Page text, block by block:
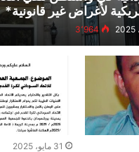
لأغراض غير قانونية*
3٬964
31 مايو، 2025